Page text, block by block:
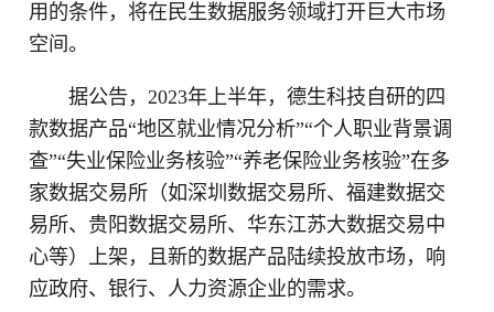
用的条件，将在民生数据服务领域打开巨大市场
空间。
据公告，2023年上半年，德生科技自研的四
款数据产品“地区就业情况分析”“个人职业背景调
查”“失业保险业务核验”“养老保险业务核验”在多
家数据交易所（如深圳数据交易所、福建数据交
易所、贵阳数据交易所、华东江苏大数据交易中
心等）上架，且新的数据产品陆续投放市场，响
应政府、银行、人力资源企业的需求。